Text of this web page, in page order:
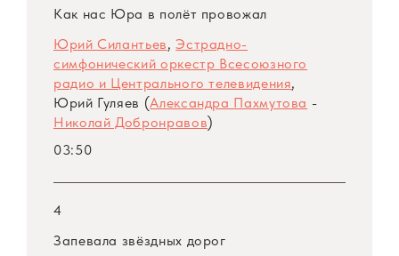
Как нас Юра в полёт провожал
Юрий Силантьев,Эстрадно-
симфонический оркестр Всесоюзного
радио и Центрального телевидения,
Юрий Гуляев (Александра Пахмутова -
Николай Добронравов)
03:50
4
Запевала звёздных дорог